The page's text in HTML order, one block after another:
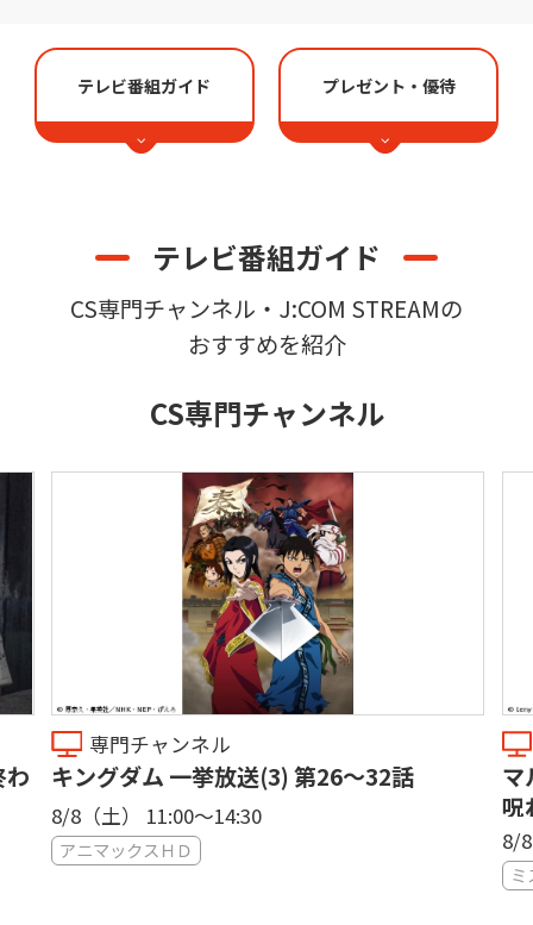
テレビ番組ガイド プレゼント・優待
テレビ番組ガイド
CS専門チャンネル・J:COM STREAMの
おすすめを紹介
CS専門チャンネル
専門チャンネル
キングダム 一挙放送(3) 第26〜32話
8/8（土） 11:00〜14:30
アニマックスＨＤ
マ
呪
8/